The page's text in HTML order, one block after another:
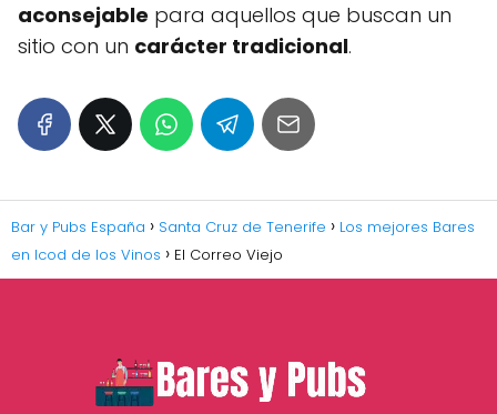
aconsejable para aquellos que buscan un
sitio con un carácter tradicional.
Bar y Pubs España Santa Cruz de Tenerife
Los mejores Bares
en Icod de los Vinos
El Correo Viejo